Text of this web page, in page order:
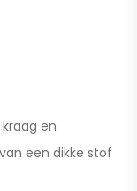
en
een dikke stof